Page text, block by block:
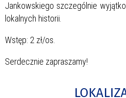
Jankowskiego szczególnie
lokalnych historii.
Wstęp: 2 zł/os.
Serdecznie zapraszamy!